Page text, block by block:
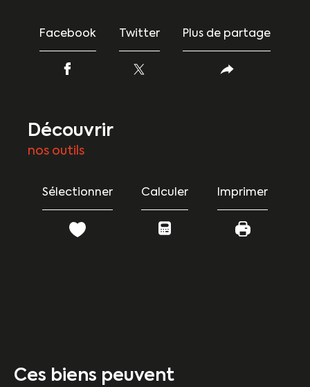
Facebook Twitter Plus de partage
découvrir
nos outils
Sélectionner Calculer Imprimer
Ces biens peuvent